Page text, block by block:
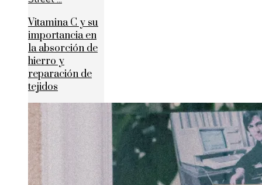
Vitamina C y su
importancia en
la absorción de
hierro y
reparación de
tejidos